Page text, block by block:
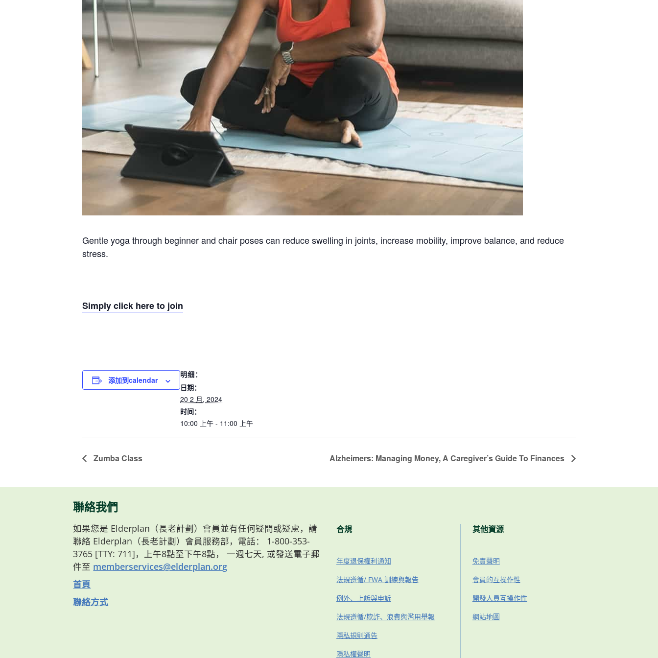
Gentle yoga through beginner and chair poses can reduce swelling in joints, increase mobility, improve balance, and reduce
stress.
Simply click here to join
添加到calendar
明细：
日期：
20 2 月, 2024
时间：
10:00 上午 - 11:00 上午
Zumba Class Alzheimers: Managing Money, A Caregiver’s Guide To Finances
聯絡我們
如果您是 Elderplan（長老計劃）會員並有任何疑問或疑慮，請
聯絡 Elderplan（長老計劃）會員服務部，電話： 1-800-353-
3765 [TTY: 711]，上午8點至下午8點， 一週七天, 或發送電子郵
件至 memberservices@elderplan.org
首頁
聯絡方式
合規
年度退保權利通知
法規遵循/ FWA 訓練與報告
例外、上訴與申訴
法規遵循/欺詐、浪費與濫用舉報
隱私規則通告
隱私權聲明
其他資源
免責聲明
會員的互操作性
開發人員互操作性
網站地圖